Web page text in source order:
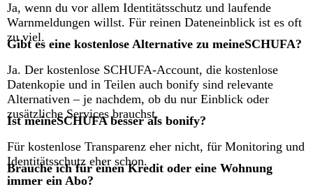
Ja, wenn du vor allem Identitätsschutz und laufende
Warnmeldungen willst. Für reinen Dateneinblick ist es oft
zu viel.
Gibt es eine kostenlose Alternative zu meineSCHUFA?
Ja. Der kostenlose SCHUFA-Account, die kostenlose
Datenkopie und in Teilen auch bonify sind relevante
Alternativen – je nachdem, ob du nur Einblick oder
zusätzliche Services brauchst.
Ist meineSCHUFA besser als bonify?
Für kostenlose Transparenz eher nicht, für Monitoring und
Identitätsschutz eher schon.
Brauche ich für einen Kredit oder eine Wohnung
immer ein Abo?